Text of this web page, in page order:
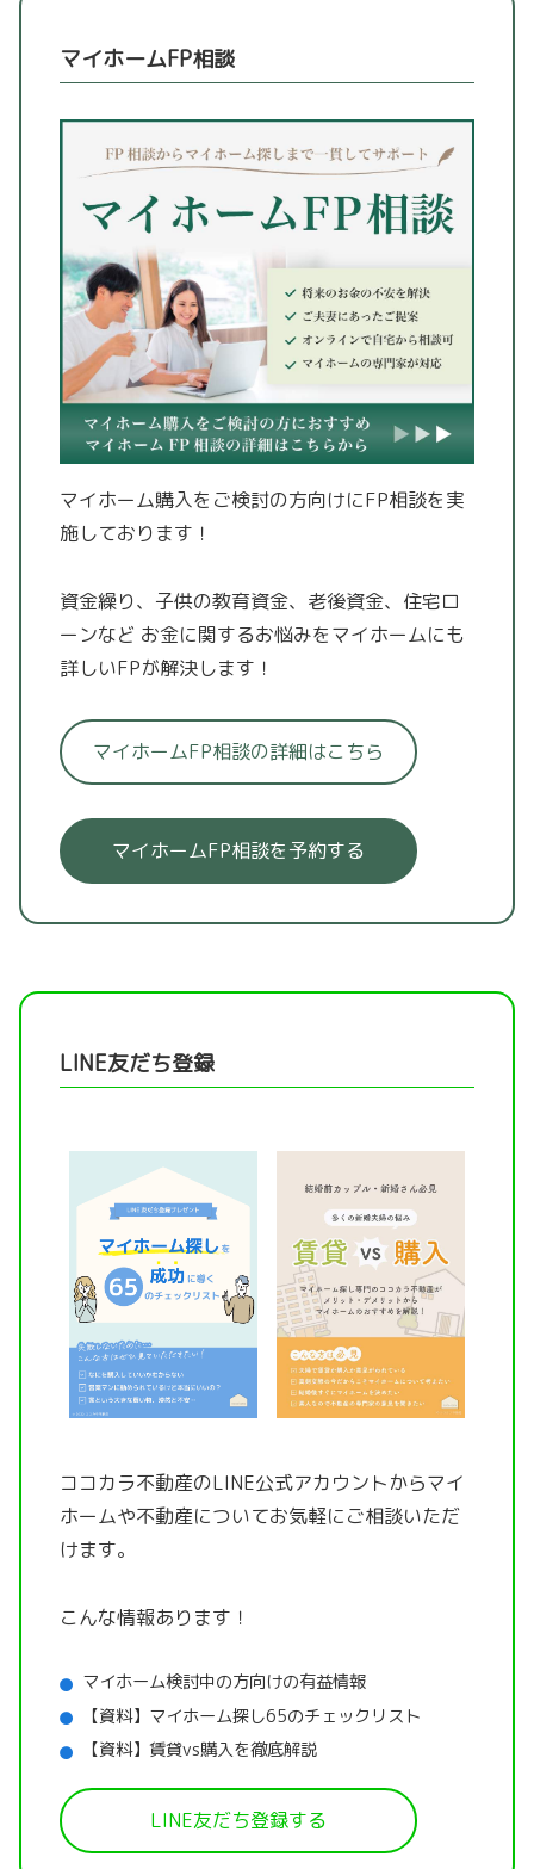
マイホームFP相談
マイホーム購入をご検討の方向けにFP相談を実
施しております！
資金繰り、子供の教育資金、老後資金、住宅ロ
ーンなど お金に関するお悩みをマイホームにも
詳しいFPが解決します！
マイホームFP相談の詳細はこちら
マイホームFP相談を予約する
LINE友だち登録
ココカラ不動産のLINE公式アカウントからマイ
ホームや不動産についてお気軽にご相談いただ
けます。
こんな情報あります！
マイホーム検討中の方向けの有益情報
【資料】マイホーム探し65のチェックリスト
【資料】賃貸vs購入を徹底解説
LINE友だち登録する